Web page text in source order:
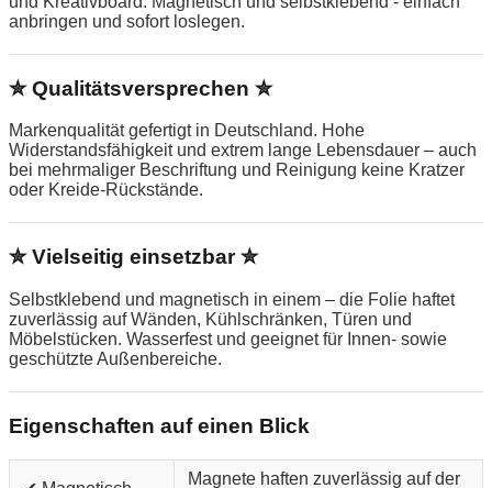
anbringen und sofort loslegen.
✮ Qualitätsversprechen ✮
Markenqualität gefertigt in Deutschland. Hohe
Widerstandsfähigkeit und extrem lange Lebensdauer – auch
bei mehrmaliger Beschriftung und Reinigung keine Kratzer
oder Kreide-Rückstände.
✮ Vielseitig einsetzbar ✮
Selbstklebend und magnetisch in einem – die Folie haftet
zuverlässig auf Wänden, Kühlschränken, Türen und
Möbelstücken. Wasserfest und geeignet für Innen- sowie
geschützte Außenbereiche.
Eigenschaften auf einen Blick
Magnete haften zuverlässig auf der